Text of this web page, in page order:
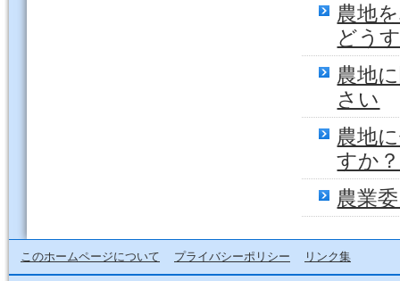
農地
どう
農地
さい
農地
すか？
農業
このホームページについて プライバシーポリシー リンク集